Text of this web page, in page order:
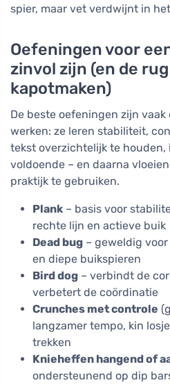
spier, maar vet verdwijnt in
Oefeningen voor
zinvol zijn (en de
kapotmaken)
De beste oefeningen zijn
werken: ze leren stabiliteit,
tekst overzichtelijk te houden,
voldoende – en daarna
praktijk te gebruiken.
Plank – basis voor
rechte lijn en actieve buik
Dead bug – geweldig
en diepe buikspieren
Bird dog – verbindt de
verbetert de coördinatie
Crunches met controle
langzamer tempo, kin
trekken
Knieheffen hangend of
ondersteunend op dip